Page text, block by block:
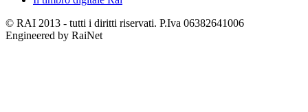
© RAI 2013 - tutti i diritti riservati. P.Iva 06382641006
Engineered by RaiNet